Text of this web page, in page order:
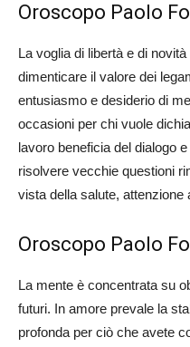
Oroscopo Paolo
La voglia di libertà e di
dimenticare il valore dei
entusiasmo e desiderio di
occasioni per chi vuole
lavoro beneficia del dialogo
risolvere vecchie questioni
vista della salute, attenzione
Oroscopo Paolo
La mente è concentrata su
futuri. In amore prevale la
profonda per ciò che avete